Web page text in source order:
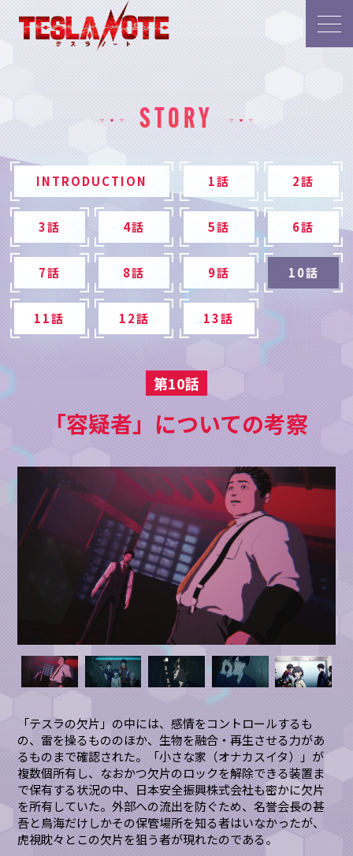
STORY
INTRODUCTION 1話 2話
3話 4話 5話 6話
7話 8話 9話 10話
11話 12話 13話
第10話
「容疑者」についての考察
「テスラの欠片」の中には、感情をコントロールするも
の、雷を操るもののほか、生物を融合・再生させる力があ
るものまで確認された。「小さな家（オナカスイタ）」が
複数個所有し、なおかつ欠片のロックを解除できる装置ま
で保有する状況の中、日本安全振興株式会社も密かに欠片
を所有していた。外部への流出を防ぐため、名誉会長の甚
吾と鳥海だけしかその保管場所を知る者はいなかったが、
虎視眈々とこの欠片を狙う者が現れたのである――。